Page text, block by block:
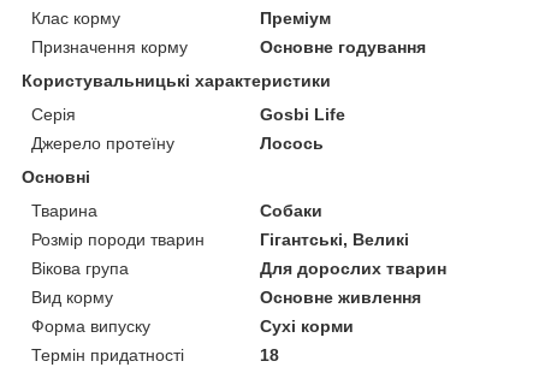
Клас корму
Преміум
Призначення корму
Основне годування
Користувальницькі характеристики
Серія
Gosbi Life
Джерело протеїну
Лосось
Основні
Тварина
Собаки
Розмір породи тварин
Гігантські, Великі
Вікова група
Для дорослих тварин
Вид корму
Основне живлення
Форма випуску
Сухі корми
Термін придатності
18